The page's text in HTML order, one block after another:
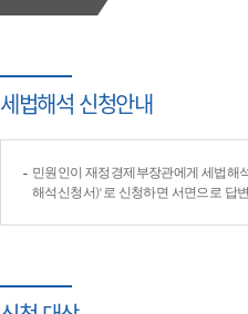
세법해석 신청안내
민원인이 재정경제부장관에게 세법해
해석신청서)'로 신청하면 서면으로 답